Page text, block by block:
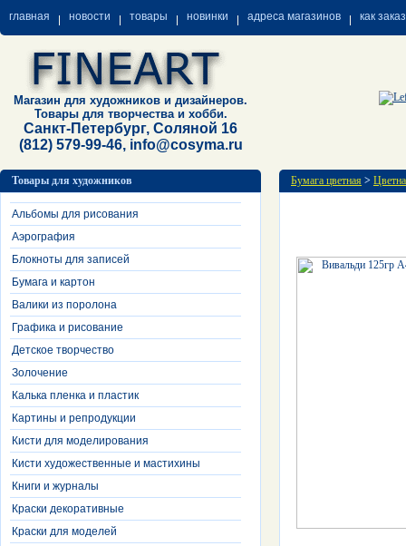
главная новости товары новинки адреса магазинов как
Магазин для художников и дизайнеров.
Товары для творчества и хобби.
Санкт-Петербург, Соляной 16
(812) 579-99-46, info@cosyma.ru
Товары для художников
Альбомы для рисования
Аэрография
Блокноты для записей
Бумага и картон
Валики из поролона
Графика и рисование
Детское творчество
Золочение
Калька пленка и пластик
Картины и репродукции
Кисти для моделирования
Кисти художественные и мастихины
Книги и журналы
Краски декоративные
Краски для моделей
Бумага цветная >